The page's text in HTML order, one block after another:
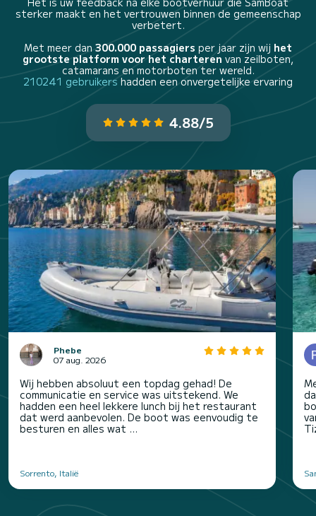
sterker maakt en het vertrouwen binnen de gemeenschap
verbetert.
Met meer dan300.000 passagiers per jaar zijn wij het
grootste platform voor het charteren van zeilboten,
catamarans en motorboten ter wereld.
210241 gebruikershadden een onvergetelijke ervaring
4.88/5
Phebe
07 aug. 2026
Wij hebben absoluut een topdag gehad! De
communicatie en service was uitstekend. We
hadden een heel lekkere lunch bij het restaurant
dat werd aanbevolen. De boot was eenvoudig te
besturen en alles wat ...
Sorrento, Italië